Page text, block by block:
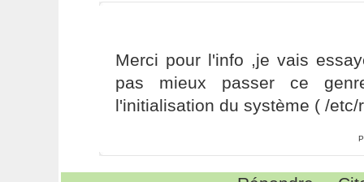
Merci pour l'info ,je vais
pas mieux passer ce
l'initialisation du système ( /etc/